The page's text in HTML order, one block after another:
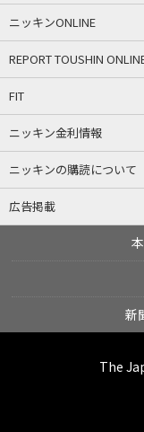
ニッキンONLINE
REPORT TOUSHIN
FIT
ニッキン金利情報
ニッキンの購読について
広告掲載
新
The